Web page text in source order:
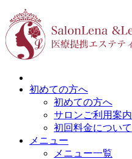
初めての方へ
初めての方へ
サロンご利用案内
初回料金について
メニュー
メニュー一覧